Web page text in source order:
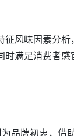
征风味因素分析
时满足消费者感
品牌初衷，借